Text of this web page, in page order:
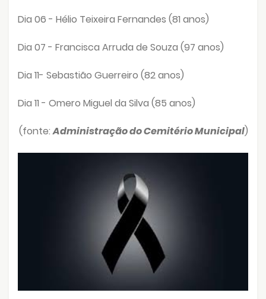
Dia 06 - Hélio Teixeira Fernandes (81 anos)
Dia 07 - Francisca Arruda de Souza (97 anos)
Dia 11- Sebastião Guerreiro (82 anos)
Dia 11 - Omero Miguel da Silva (85 anos)
(fonte:Administração do Cemitério Municipal)